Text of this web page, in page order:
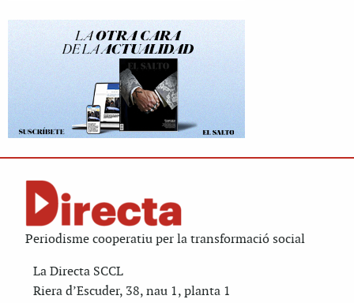
Periodisme cooperatiu per la transformació social
La Directa SCCL
Riera d’Escuder, 38, nau 1, planta 1